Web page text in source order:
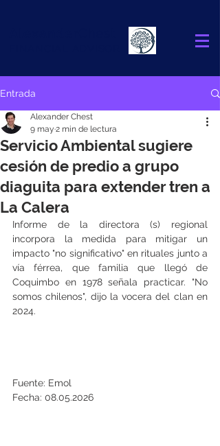
Entrada
Servicio Ambiental sugiere
cesión de predio a grupo
diaguita para extender tren a
La Calera
Alexander Chest
9 may 2 min de lectura
Informe de la directora (s) regional
incorpora la medida para mitigar un
impacto "no significativo" en rituales junto a
vía férrea, que familia que llegó de
Coquimbo en 1978 señala practicar. "No
somos chilenos", dijo la vocera del clan en
2024.
Fuente: Emol
Fecha: 08.05.2026